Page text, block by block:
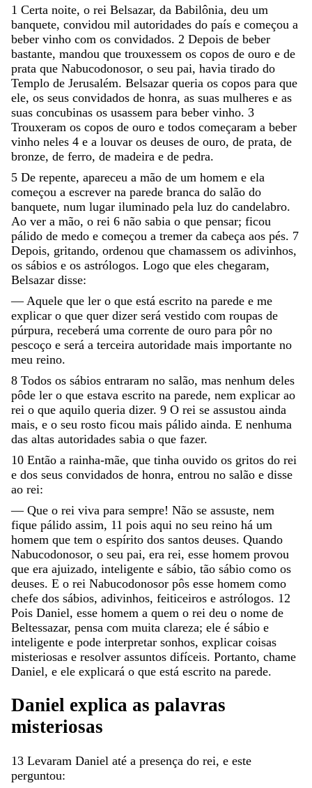
1 Certa noite, o rei Belsazar, da Babilônia, deu um
banquete, convidou mil autoridades do país e começou a
beber vinho com os convidados. 2 Depois de beber
bastante, mandou que trouxessem os copos de ouro e de
prata que Nabucodonosor, o seu pai, havia tirado do
Templo de Jerusalém. Belsazar queria os copos para que
ele, os seus convidados de honra, as suas mulheres e as
suas concubinas os usassem para beber vinho. 3
Trouxeram os copos de ouro e todos começaram a beber
vinho neles 4 e a louvar os deuses de ouro, de prata, de
bronze, de ferro, de madeira e de pedra.
5 De repente, apareceu a mão de um homem e ela
começou a escrever na parede branca do salão do
banquete, num lugar iluminado pela luz do candelabro.
Ao ver a mão, o rei 6 não sabia o que pensar; ficou
pálido de medo e começou a tremer da cabeça aos pés. 7
Depois, gritando, ordenou que chamassem os adivinhos,
os sábios e os astrólogos. Logo que eles chegaram,
Belsazar disse:
— Aquele que ler o que está escrito na parede e me
explicar o que quer dizer será vestido com roupas de
púrpura, receberá uma corrente de ouro para pôr no
pescoço e será a terceira autoridade mais importante no
meu reino.
8 Todos os sábios entraram no salão, mas nenhum deles
pôde ler o que estava escrito na parede, nem explicar ao
rei o que aquilo queria dizer. 9 O rei se assustou ainda
mais, e o seu rosto ficou mais pálido ainda. E nenhuma
das altas autoridades sabia o que fazer.
10 Então a rainha-mãe, que tinha ouvido os gritos do rei
e dos seus convidados de honra, entrou no salão e disse
ao rei:
— Que o rei viva para sempre! Não se assuste, nem
fique pálido assim, 11 pois aqui no seu reino há um
homem que tem o espírito dos santos deuses. Quando
Nabucodonosor, o seu pai, era rei, esse homem provou
que era ajuizado, inteligente e sábio, tão sábio como os
deuses. E o rei Nabucodonosor pôs esse homem como
chefe dos sábios, adivinhos, feiticeiros e astrólogos. 12
Pois Daniel, esse homem a quem o rei deu o nome de
Beltessazar, pensa com muita clareza; ele é sábio e
inteligente e pode interpretar sonhos, explicar coisas
misteriosas e resolver assuntos difíceis. Portanto, chame
Daniel, e ele explicará o que está escrito na parede.
Daniel explica as palavras
misteriosas
13 Levaram Daniel até a presença do rei, e este
perguntou: